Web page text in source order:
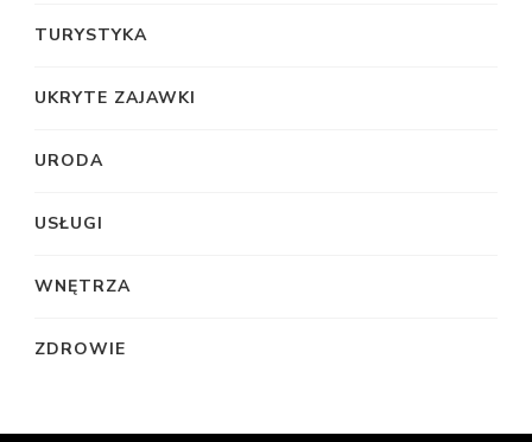
TURYSTYKA
UKRYTE ZAJAWKI
URODA
USŁUGI
WNĘTRZA
ZDROWIE